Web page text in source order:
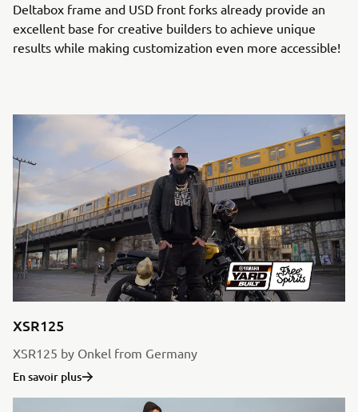
Deltabox frame and USD front forks already provide an
excellent base for creative builders to achieve unique
results while making customization even more accessible!
XSR125
XSR125 by Onkel from Germany
En savoir plus